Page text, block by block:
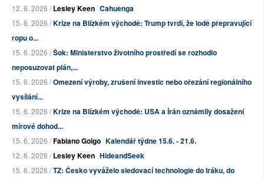
12. 6. 2026 /Lesley Keen Cahuenga
15. 6. 2026 /Krize na Blízkém východě: Trump tvrdí, že lodě přepravující
ropu o...
15. 6. 2026 /Šok: Ministerstvo životního prostředí se rozhodlo
neposuzovat plán,...
15. 6. 2026 /Omezení výroby, zrušení investic nebo ořezání regionálního
vysílání...
15. 6. 2026 /Krize na Blízkém východě: USA a Írán oznámily dosažení
mírové dohod...
15. 6. 2026 /Fabiano Golgo Kalendář týdne 15.6. - 21.6.
12. 6. 2026 /Lesley Keen HideandSeek
15. 6. 2026 /TZ: Česko vyváželo sledovací technologie do Iráku, do